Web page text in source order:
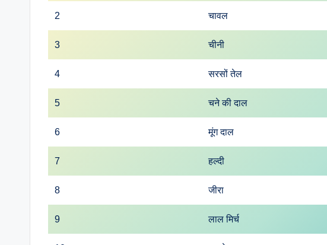
2 चावल
3 चीनी
4 सरसों तेल
5 चने की दाल
6 मूंग दाल
7 हल्दी
8 जीरा
9 लाल मिर्च